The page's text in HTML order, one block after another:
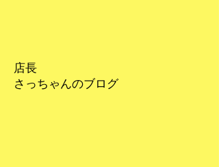
店長
さっちゃんのブログ